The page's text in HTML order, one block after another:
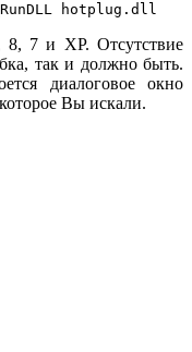
hotplug.dll
8, 7 и XP. Отсутствие
так и должно быть.
диалоговое окно
Вы искали.